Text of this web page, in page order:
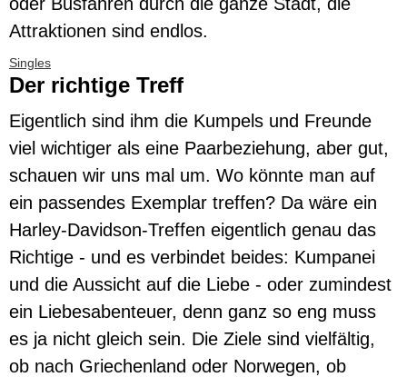
Attraktionen sind endlos.
Singles
Der richtige Treff
Eigentlich sind ihm die Kumpels und Freunde
viel wichtiger als eine Paarbeziehung, aber gut,
schauen wir uns mal um. Wo könnte man auf
ein passendes Exemplar treffen? Da wäre ein
Harley-Davidson-Treffen eigentlich genau das
Richtige - und es verbindet beides: Kumpanei
und die Aussicht auf die Liebe - oder zumindest
ein Liebesabenteuer, denn ganz so eng muss
es ja nicht gleich sein. Die Ziele sind vielfältig,
ob nach Griechenland oder Norwegen, ob